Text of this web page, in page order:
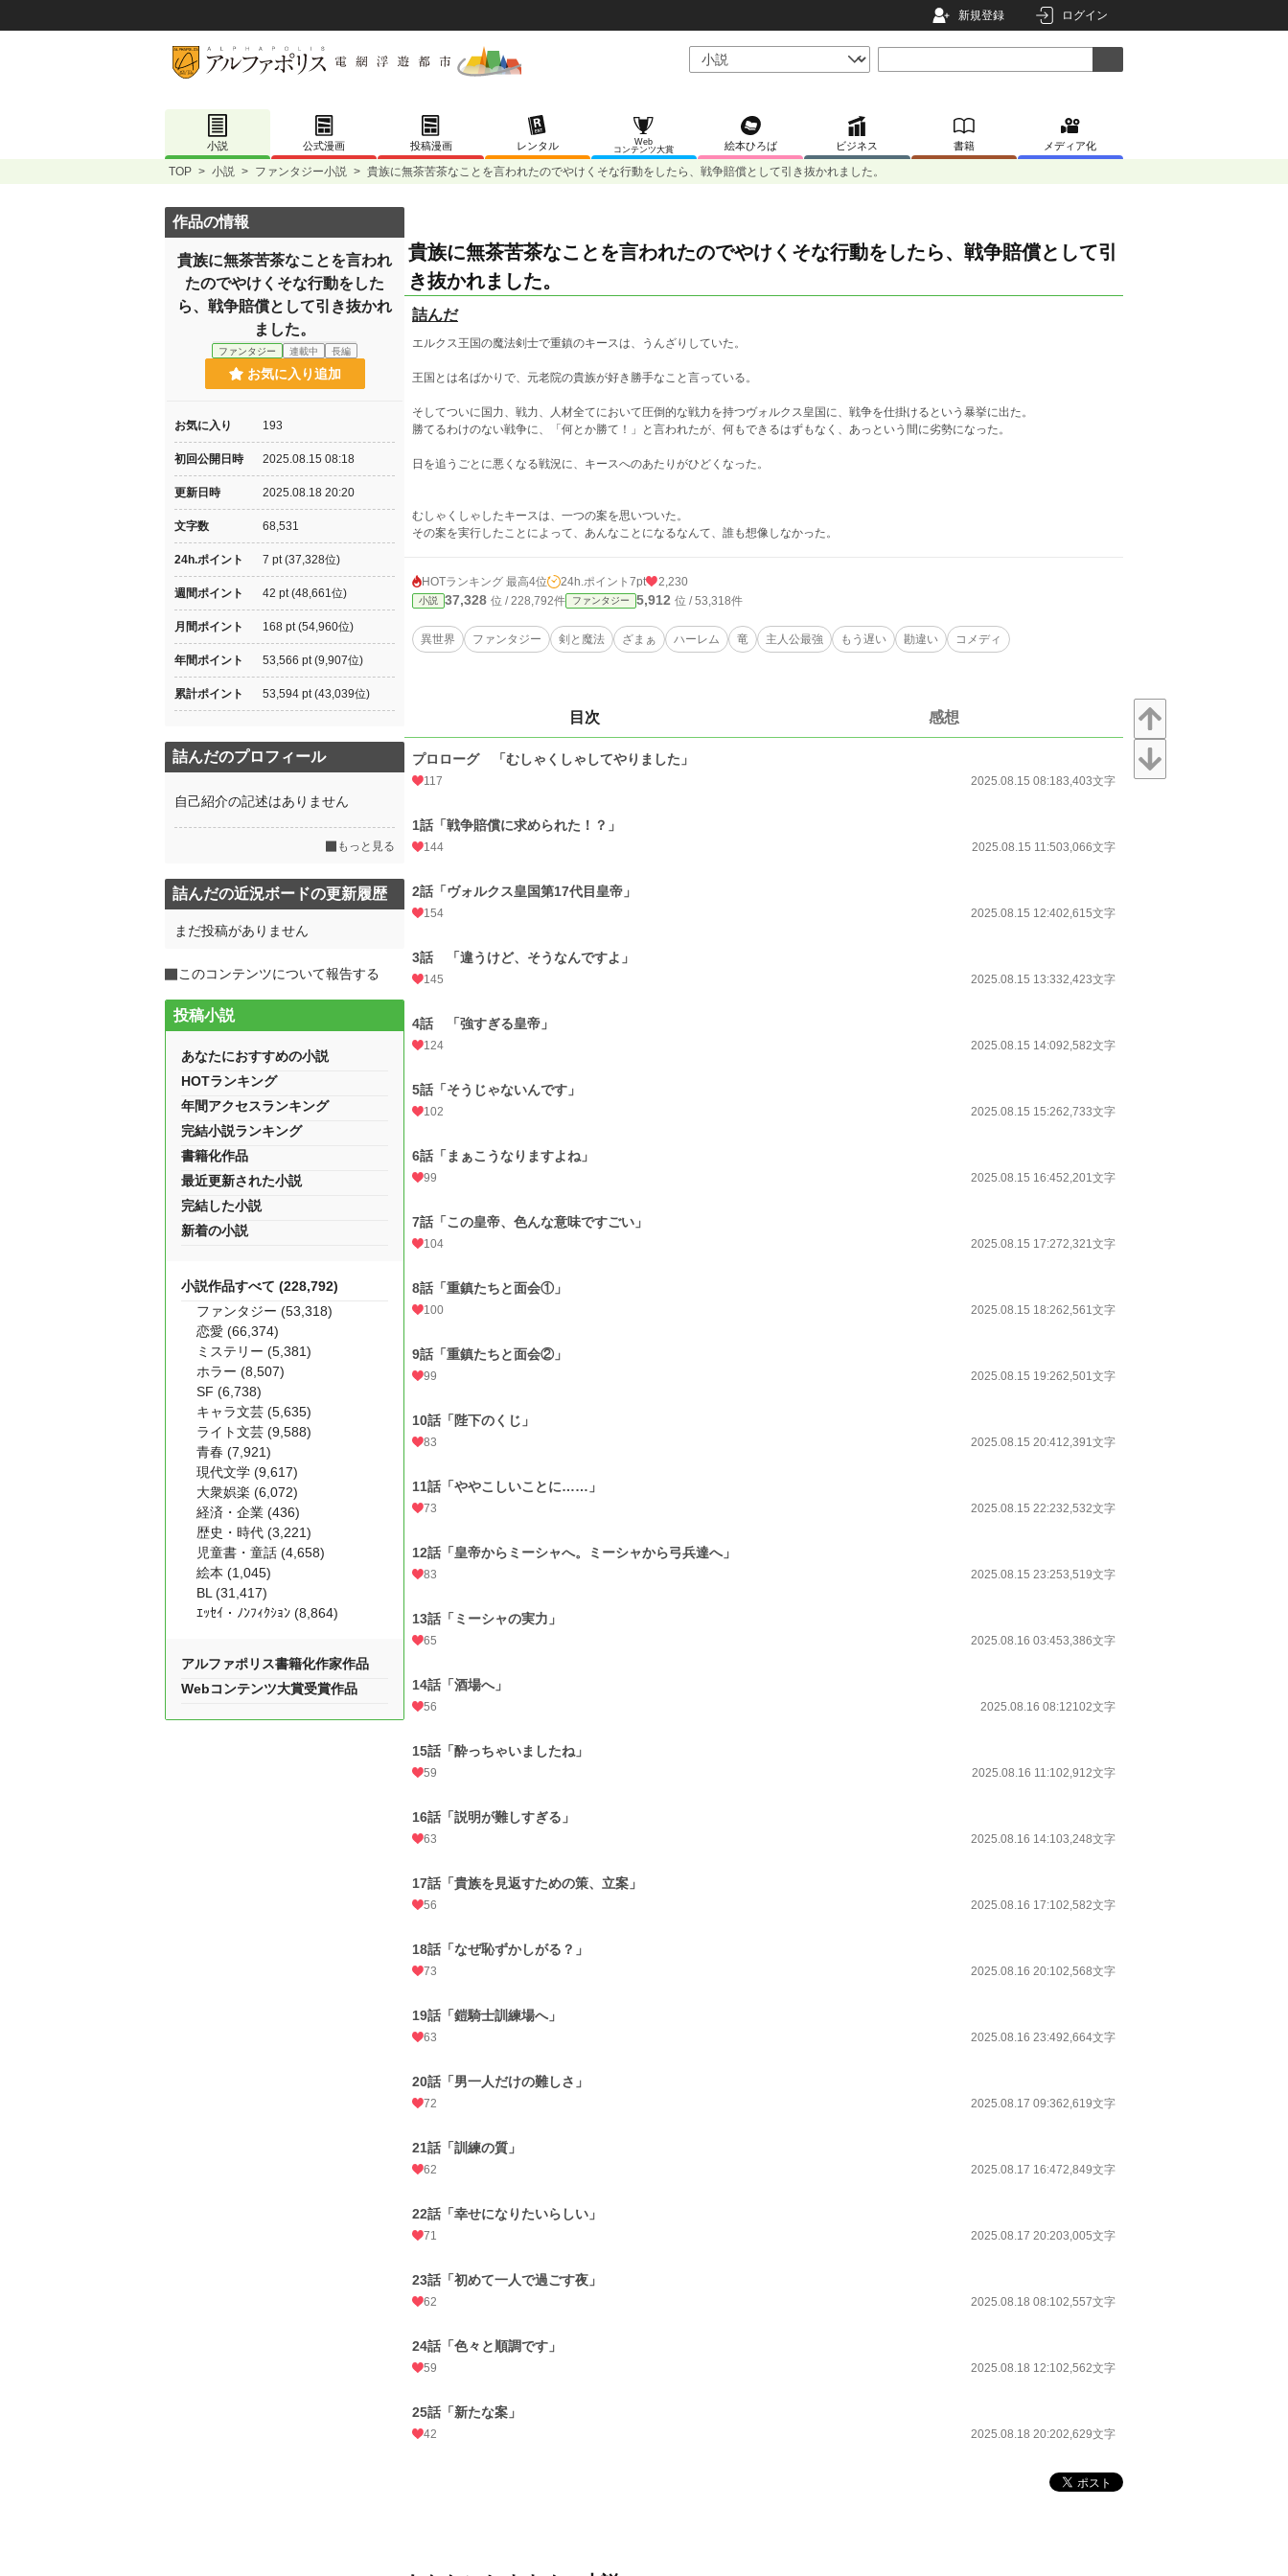
新規登録 ログイン
小説 公式漫画 投稿漫画 レンタル
Web
コンテンツ大賞
絵本ひろば ビジネス 書籍 メディア化
TOP > 小説 > ファンタジー小説 > 貴族に無茶苦茶なことを言われたのでやけくそな行動をしたら、戦争賠償として引き抜かれました。
貴族に無茶苦茶なことを言われたのでやけくそな行動をしたら、戦争賠償として引
き抜かれました。
詰んだ
エルクス王国の魔法剣士で重鎮のキースは、うんざりしていた。
王国とは名ばかりで、元老院の貴族が好き勝手なこと言っている。
そしてついに国力、戦力、人材全てにおいて圧倒的な戦力を持つヴォルクス皇国に、戦争を仕掛けるという暴挙に出た。
勝てるわけのない戦争に、「何とか勝て！」と言われたが、何もできるはずもなく、あっという間に劣勢になった。
日を追うごとに悪くなる戦況に、キースへのあたりがひどくなった。
むしゃくしゃしたキースは、一つの案を思いついた。
その案を実行したことによって、あんなことになるなんて、誰も想像しなかった。
HOTランキング 最高4位 24h.ポイント 7pt 2,230
小説 37,328 位 / 228,792件 ファンタジー 5,912 位 / 53,318件
異世界 ファンタジー 剣と魔法 ざまぁ ハーレム 竜 主人公最強 もう遅い 勘違い コメディ
目次 感想
プロローグ 「むしゃくしゃしてやりました」
117 2025.08.15 08:183,403文字
1話「戦争賠償に求められた！？」
144 2025.08.15 11:503,066文字
2話「ヴォルクス皇国第17代目皇帝」
154 2025.08.15 12:402,615文字
3話 「違うけど、そうなんですよ」
145 2025.08.15 13:332,423文字
4話 「強すぎる皇帝」
124 2025.08.15 14:092,582文字
5話「そうじゃないんです」
102 2025.08.15 15:262,733文字
6話「まぁこうなりますよね」
99 2025.08.15 16:452,201文字
7話「この皇帝、色んな意味ですごい」
104 2025.08.15 17:272,321文字
8話「重鎮たちと面会①」
100 2025.08.15 18:262,561文字
9話「重鎮たちと面会②」
99 2025.08.15 19:262,501文字
10話「陛下のくじ」
83 2025.08.15 20:412,391文字
11話「ややこしいことに……」
73 2025.08.15 22:232,532文字
12話「皇帝からミーシャへ。ミーシャから弓兵達へ」
83 2025.08.15 23:253,519文字
13話「ミーシャの実力」
65 2025.08.16 03:453,386文字
14話「酒場へ」
56 2025.08.16 08:12102文字
15話「酔っちゃいましたね」
59 2025.08.16 11:102,912文字
16話「説明が難しすぎる」
63 2025.08.16 14:103,248文字
17話「貴族を見返すための策、立案」
56 2025.08.16 17:102,582文字
18話「なぜ恥ずかしがる？」
73 2025.08.16 20:102,568文字
19話「鎧騎士訓練場へ」
63 2025.08.16 23:492,664文字
20話「男一人だけの難しさ」
72 2025.08.17 09:362,619文字
21話「訓練の質」
62 2025.08.17 16:472,849文字
22話「幸せになりたいらしい」
71 2025.08.17 20:203,005文字
23話「初めて一人で過ごす夜」
62 2025.08.18 08:102,557文字
24話「色々と順調です」
59 2025.08.18 12:102,562文字
25話「新たな案」
42 2025.08.18 20:202,629文字
作品の情報
貴族に無茶苦茶なことを言われ
たのでやけくそな行動をした
ら、戦争賠償として引き抜かれ
ました。
ファンタジー 連載中 長編
お気に入り追加
お気に入り 193
初回公開日時 2025.08.15 08:18
更新日時 2025.08.18 20:20
文字数 68,531
24h.ポイント 7 pt (37,328位)
週間ポイント 42 pt (48,661位)
月間ポイント 168 pt (54,960位)
年間ポイント 53,566 pt (9,907位)
累計ポイント 53,594 pt (43,039位)
詰んだのプロフィール
自己紹介の記述はありません
もっと見る
詰んだの近況ボードの更新履歴
まだ投稿がありません
このコンテンツについて報告する
投稿小説
あなたにおすすめの小説
HOTランキング
年間アクセスランキング
完結小説ランキング
書籍化作品
最近更新された小説
完結した小説
新着の小説
小説作品すべて (228,792)
ファンタジー (53,318)
恋愛 (66,374)
ミステリー (5,381)
ホラー (8,507)
SF (6,738)
キャラ文芸 (5,635)
ライト文芸 (9,588)
青春 (7,921)
現代文学 (9,617)
大衆娯楽 (6,072)
経済・企業 (436)
歴史・時代 (3,221)
児童書・童話 (4,658)
絵本 (1,045)
BL (31,417)
ｴｯｾｲ・ﾉﾝﾌｨｸｼｮﾝ (8,864)
アルファポリス書籍化作家作品
Webコンテンツ大賞受賞作品